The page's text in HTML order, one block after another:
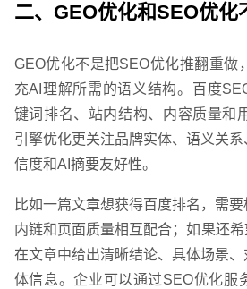
二、GEO优化和SEO优化
GEO优化不是把SEO优化推翻重做
充AI理解所需的语义结构。百度
键词排名、站内结构、内容质量和
引擎优化更关注品牌实体、语义关
信度和AI摘要友好性。
比如一篇文章想获得百度排名，需要
内链和页面质量相互配合；如果还
在文章中给出清晰结论、具体场景
体信息。企业可以通过SEO优化服